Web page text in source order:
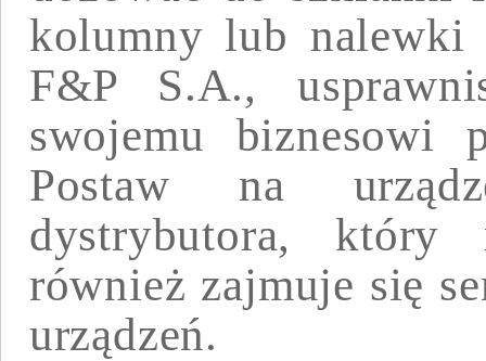
kolumny lub
F&P S.A.,
swojemu biznesowi
Postaw na
dystrybutora,
również zajmuje się
urządzeń.